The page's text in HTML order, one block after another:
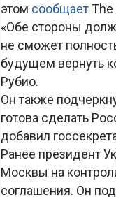
этом сообщаетThe
«Обе стороны
не сможет
будущем вернуть
Рубио.
Он также
готова сделать
добавил
Ранее президент
Москвы на
соглашения. Он